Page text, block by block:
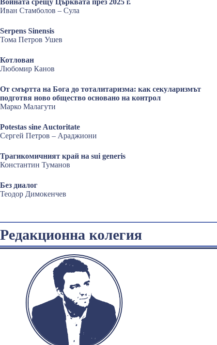
Войната срещу Църквата през 2025 г.
Иван Стамболов – Сула
Serpens Sinensis
Тома Петров Ушев
Котлован
Любомир Канов
От смъртта на Бога до тоталитаризма: как секуларизмът
подготвя ново общество основано на контрол
Марко Малагути
Potestas sine Auctoritate
Сергей Петров – Араджиони
Трагикомичният край на sui generis
Константин Туманов
Без диалог
Теодор Димокенчев
Редакционна колегия